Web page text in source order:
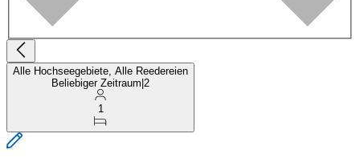
Alle Hochseegebiete, Alle Reedereien
Beliebiger Zeitraum 2
1